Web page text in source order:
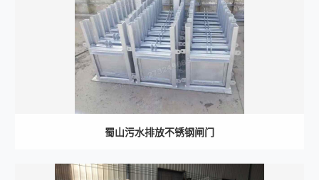
蜀山污水排放不锈钢闸门